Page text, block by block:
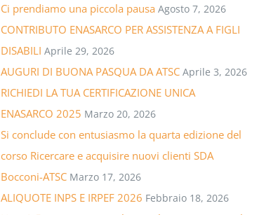
Ci prendiamo una piccola pausa Agosto 7, 2026
CONTRIBUTO ENASARCO PER ASSISTENZA A FIGLI
DISABILI Aprile 29, 2026
AUGURI DI BUONA PASQUA DA ATSC Aprile 3, 2026
RICHIEDI LA TUA CERTIFICAZIONE UNICA
ENASARCO 2025 Marzo 20, 2026
Si conclude con entusiasmo la quarta edizione del
corso Ricercare e acquisire nuovi clienti SDA
Bocconi-ATSC Marzo 17, 2026
ALIQUOTE INPS E IRPEF 2026 Febbraio 18, 2026